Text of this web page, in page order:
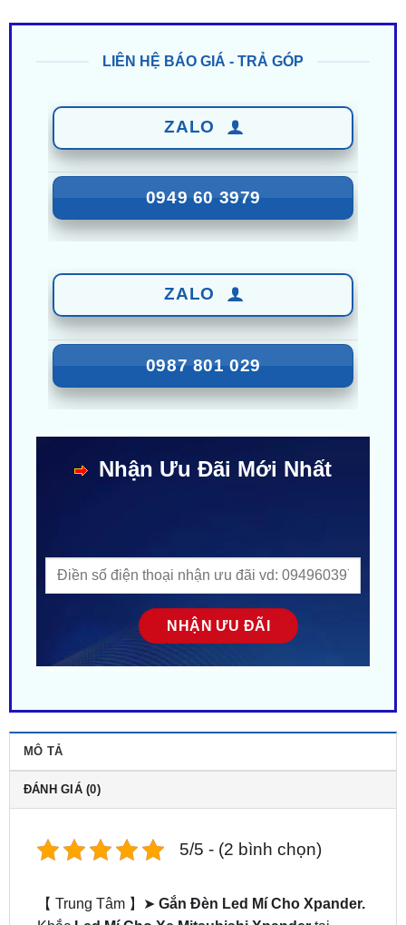
0949 60 3979
0987 801 029
ĐÁNH GIÁ (0)
【 Trung Tâm 】➤Gắn Đèn Led Mí Cho Xpander.
TPHCM✔️.Độ led mí xe mitsubishi xpander.Bảo